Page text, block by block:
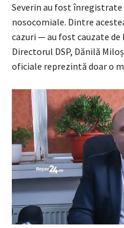
Severin au fost înregistrate
nosocomiale. Dintre
cazuri — au fost cauzate
Directorul DSP, Dănilă
oficiale reprezintă doar o